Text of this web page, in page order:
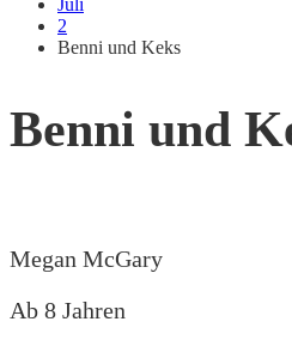
Juli
2
Benni und Keks
Benni und
Megan McGary
Ab 8 Jahren